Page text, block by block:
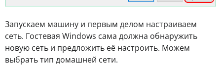
Запускаем машину и первым делом настраиваем
сеть. Гостевая Windows сама должна обнаружить
новую сеть и предложить её настроить. Можем
выбрать тип домашней сети.